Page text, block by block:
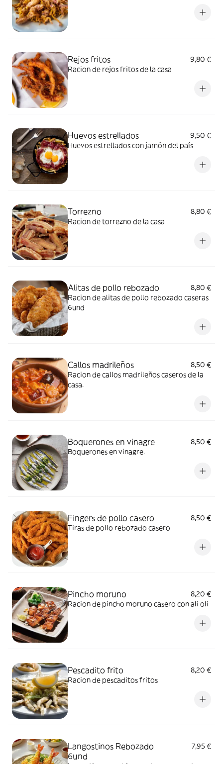
Rejos fritos
9,80 €
Racion de rejos fritos de la casa
Huevos estrellados
9,50 €
Huevos estrellados con jamón del país
Torrezno
8,80 €
Racion de torrezno de la casa
Alitas de pollo rebozado
8,80 €
Racion de alitas de pollo rebozado caseras
6und
Callos madrileños
8,50 €
Racion de callos madrileños caseros de la
casa.
Boquerones en vinagre
8,50 €
Boquerones en vinagre.
Fingers de pollo casero
8,50 €
Tiras de pollo rebozado casero
Pincho moruno
8,20 €
Racion de pincho moruno casero con ali oli
Pescadito frito
8,20 €
Racion de pescaditos fritos
Langostinos Rebozado
6und
7,95 €